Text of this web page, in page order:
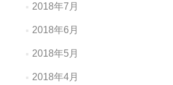
2018年7月
2018年6月
2018年5月
2018年4月